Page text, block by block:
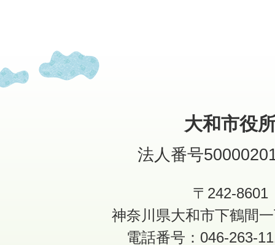
大和市役
法人番号
〒242-8601
神奈川県大和市下鶴間
電話番号：046-263-